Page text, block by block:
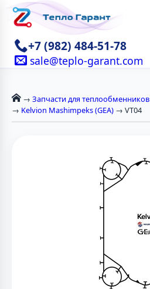
+7 (982) 484-51-78
sale@teplo-garant.com
→ Запчасти для теплообменников
→ Kelvion Mashimpeks (GEA) → VT04